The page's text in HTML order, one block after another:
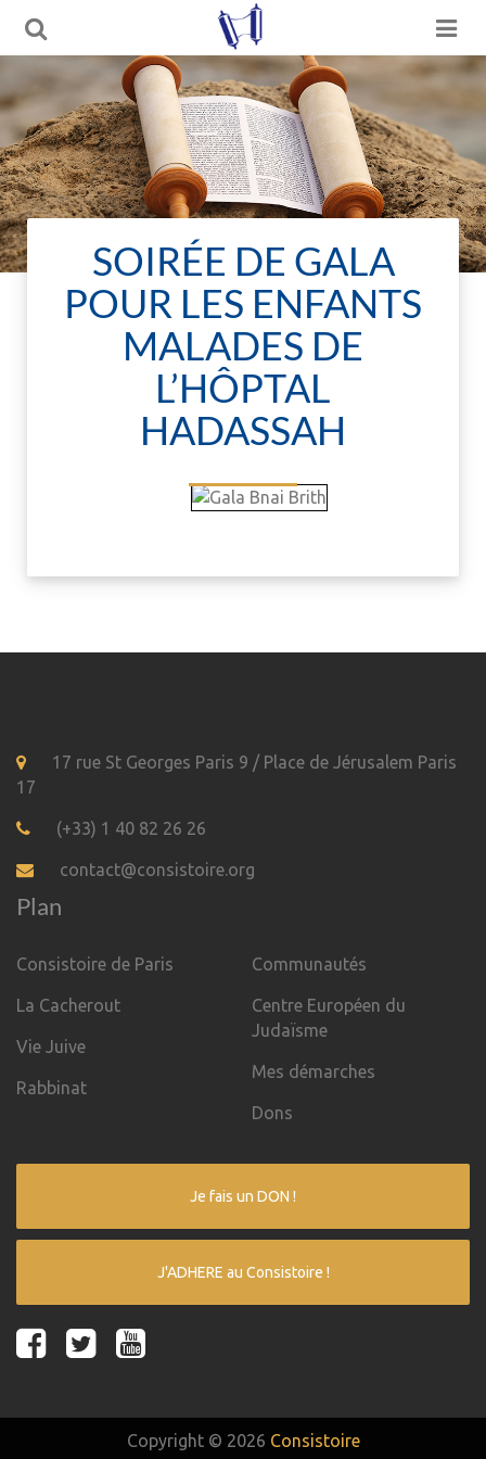
SOIRÉE DE GALA
POUR LES ENFANTS
MALADES DE
L’HÔPTAL
HADASSAH
17 rue St Georges Paris 9 / Place de Jérusalem Paris
17
(+33) 1 40 82 26 26
contact@consistoire.org
Plan
Consistoire de Paris
La Cacherout
Vie Juive
Rabbinat
Communautés
Centre Européen du
Judaïsme
Mes démarches
Dons
Je fais un DON !
J'ADHERE au Consistoire !
Copyright © 2026 Consistoire